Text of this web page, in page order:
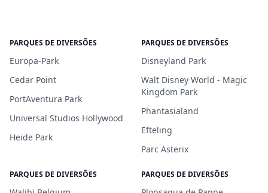
PARQUES DE DIVERSÕES
Europa-Park
Cedar Point
PortAventura Park
Universal Studios Hollywood
Heide Park
PARQUES DE DIVERSÕES
Disneyland Park
Walt Disney World - Magic
Kingdom Park
Phantasialand
Efteling
Parc Asterix
PARQUES DE DIVERSÕES PARQUES DE DIVERSÕES